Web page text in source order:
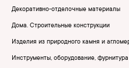
Декоративно-отделочные материалы
Дома. Строительные конструкции
Изделия из природного камня и
Инструменты, оборудование, фурнитура